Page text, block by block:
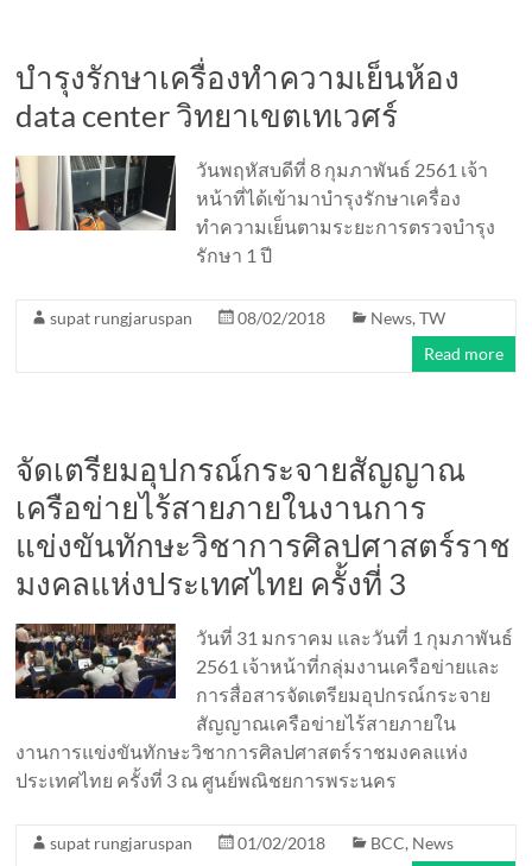
บำรุงรักษาเครื่องทำความเย็นห้อง
data center วิทยาเขตเทเวศร์
วันพฤหัสบดีที่ 8 กุมภาพันธ์ 2561 เจ้า
หน้าที่ได้เข้ามาบำรุงรักษาเครื่อง
ทำความเย็นตามระยะการตรวจบำรุง
รักษา 1 ปี
supat rungjaruspan 08/02/2018 News,TW
Read more
จัดเตรียมอุปกรณ์กระจายสัญญาณ
เครือข่ายไร้สายภายในงานการ
แข่งขันทักษะวิชาการศิลปศาสตร์ราช
มงคลแห่งประเทศไทย ครั้งที่ 3
วันที่ 31 มกราคม และวันที่ 1 กุมภาพันธ์
2561 เจ้าหน้าที่กลุ่มงานเครือข่ายและ
การสื่อสารจัดเตรียมอุปกรณ์กระจาย
สัญญาณเครือข่ายไร้สายภายใน
งานการแข่งขันทักษะวิชาการศิลปศาสตร์ราชมงคลแห่ง
ประเทศไทย ครั้งที่ 3 ณ ศูนย์พณิชยการพระนคร
supat rungjaruspan 01/02/2018 BCC, News